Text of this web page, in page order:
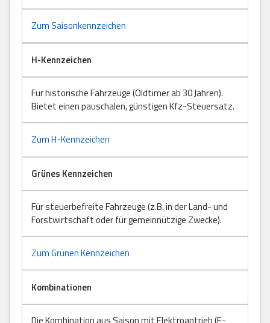
Zum Saisonkennzeichen
H-Kennzeichen
Für historische Fahrzeuge (Oldtimer ab 30 Jahren).
Bietet einen pauschalen, günstigen Kfz-Steuersatz.
Zum H-Kennzeichen
Grünes Kennzeichen
Für steuerbefreite Fahrzeuge (z.B. in der Land- und
Forstwirtschaft oder für gemeinnützige Zwecke).
Zum Grünen Kennzeichen
Kombinationen
Die Kombination aus Saison mit Elektroantrieb (E-